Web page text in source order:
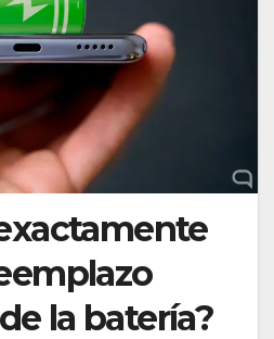
la batería?